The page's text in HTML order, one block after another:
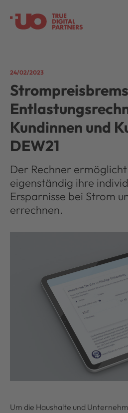
24/02/2023
Kundinnen und
DEW21
Der Rechner
eigenständig ihre
Ersparnisse bei Strom
errechnen.
Um die Haushalte und